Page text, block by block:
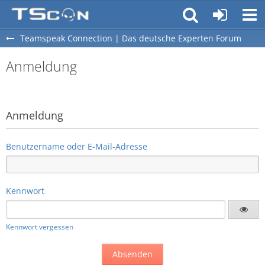
Teamspeak Connection | Das deutsche Experten Forum
Anmeldung
Anmeldung
Benutzername oder E-Mail-Adresse
Kennwort
Kennwort vergessen